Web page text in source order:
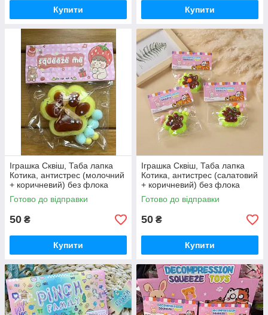
Купити Купити
Іграшка Сквіш, Таба лапка
Котика, антистрес (молочний
+ коричневий) без флока
Готово до відправки
50 ₴
Купити
Іграшка Сквіш, Таба лапка
Котика, антистрес (салатовий
+ коричневий) без флока
Готово до відправки
50 ₴
Купити